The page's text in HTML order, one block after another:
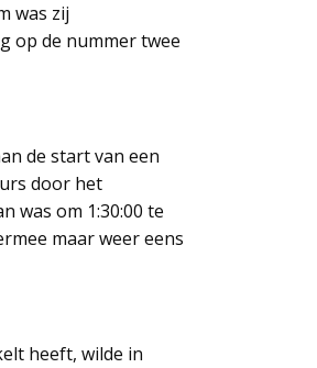
was zij
op de nummer twee
de start van een
door het
was om 1:30:00 te
maar weer eens
heeft, wilde in